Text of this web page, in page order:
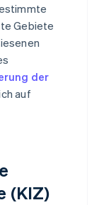
Gebiete
der
auf
(KIZ)